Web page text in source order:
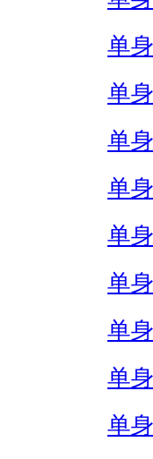
单
单
单
单
单
单
单
单
单